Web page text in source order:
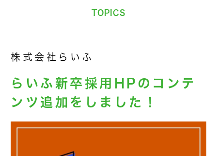
TOPICS
株式会社らいふ
らいふ新卒採用HPのコンテ
ンツ追加をしました！